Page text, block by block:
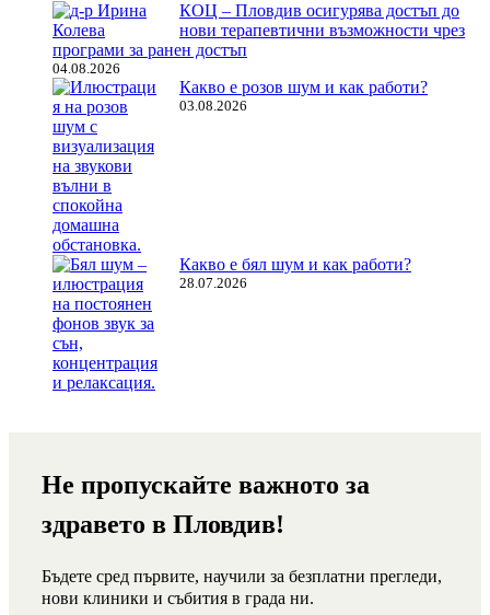
КОЦ – Пловдив осигурява достъп до
нови терапевтични възможности чрез
програми за ранен достъп
04.08.2026
Какво е розов шум и как работи?
03.08.2026
Какво е бял шум и как работи?
28.07.2026
Не пропускайте важното за
здравето в Пловдив!
Бъдете сред първите, научили за безплатни прегледи,
нови клиники и събития в града ни.